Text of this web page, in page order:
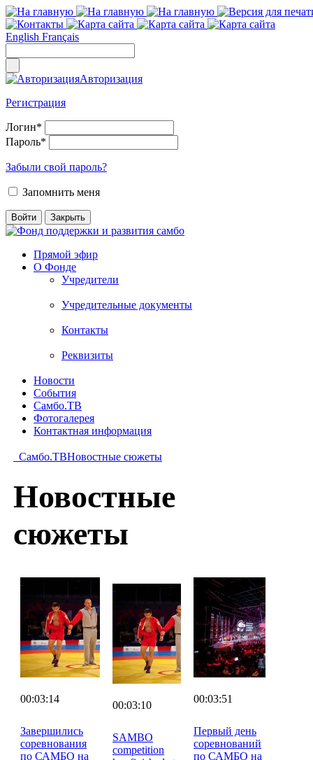
English Français
Авторизация
Регистрация
Логин*
Пароль*
Забыли свой пароль?
Запомнить меня
Прямой эфир
О Фонде
Учредители
Учредительные документы
Контакты
Реквизиты
Новости
События
Самбо.ТВ
Фотогалерея
Контактная информация
Самбо.ТВНовостные сюжеты
Новостные
сюжеты
00:03:14
Завершились
соревнования
по САМБО на
00:03:10
SAMBO
competition
00:03:51
Первый день
соревнований
по САМБО на